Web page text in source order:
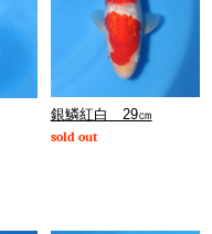
銀鱗紅白 29㎝
sold out